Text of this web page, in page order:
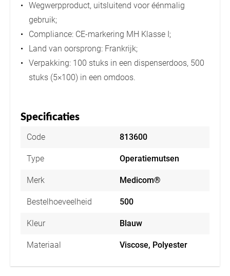
Wegwerpproduct, uitsluitend voor éénmalig
gebruik;
Compliance: CE-markering MH Klasse I;
Land van oorsprong: Frankrijk;
Verpakking: 100 stuks in een dispenserdoos, 500
stuks (5×100) in een omdoos.
Specificaties
Code 813600
Type Operatiemutsen
Merk Medicom®
Bestelhoeveelheid 500
Kleur Blauw
Materiaal Viscose, Polyester